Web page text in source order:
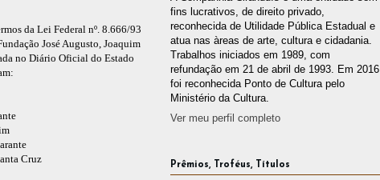
da Lei Federal nº. 8.666/93
José Augusto, Joaquim
no Diário Oficial do Estado
Cruz
fins lucrativos, de direito privado,
reconhecida de Utilidade Pública Estadual e
atua nas àreas de arte, cultura e cidadania.
Trabalhos iniciados em 1989, com
refundação em 21 de abril de 1993. Em 2016
foi reconhecida Ponto de Cultura pelo
Ministério da Cultura.
Ver meu perfil completo
Prêmios, Troféus, Títulos